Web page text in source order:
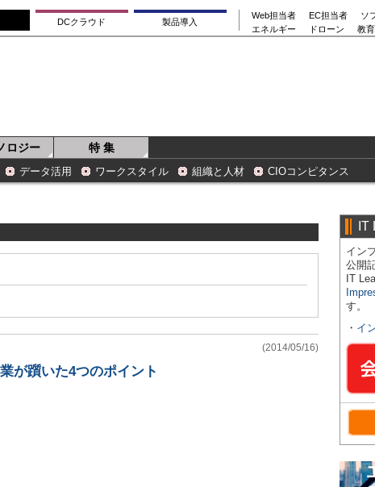
DCクラウド 製品導入
Web担当者 EC担当者
ソ
エネルギー
ドローン 教
ロジー 特 集
データ活用 ワークスタイル 組織と人材 CIOコンピタンス
(2014/05/16)
が躓いた4つのポイント
IT
イン
公開
IT
す。
・ イ